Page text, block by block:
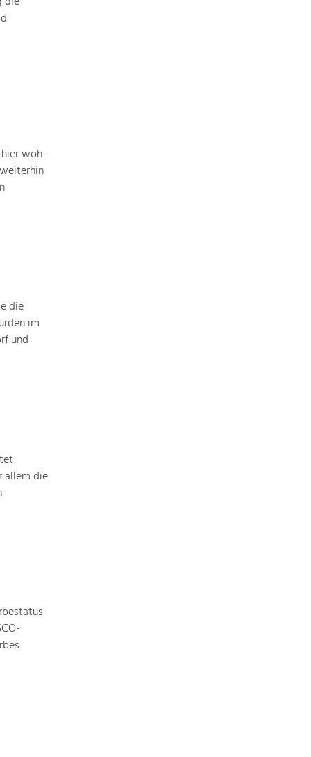
hier woh­
die
im
und
allem die